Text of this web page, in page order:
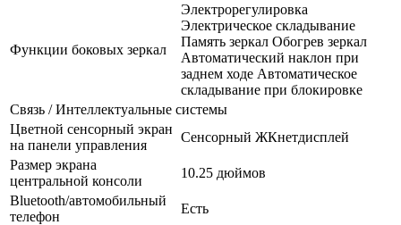
Функции боковых зеркал
Электрорегулировка
Электрическое складывание
Память зеркал Обогрев зеркал
Автоматический наклон при
заднем ходе Автоматическое
складывание при блокировке
Связь / Интеллектуальные системы
Цветной сенсорный экран
на панели управления
Сенсорный ЖКнетдисплей
Размер экрана
центральной консоли
10.25 дюймов
Bluetooth/автомобильный
телефон
Есть